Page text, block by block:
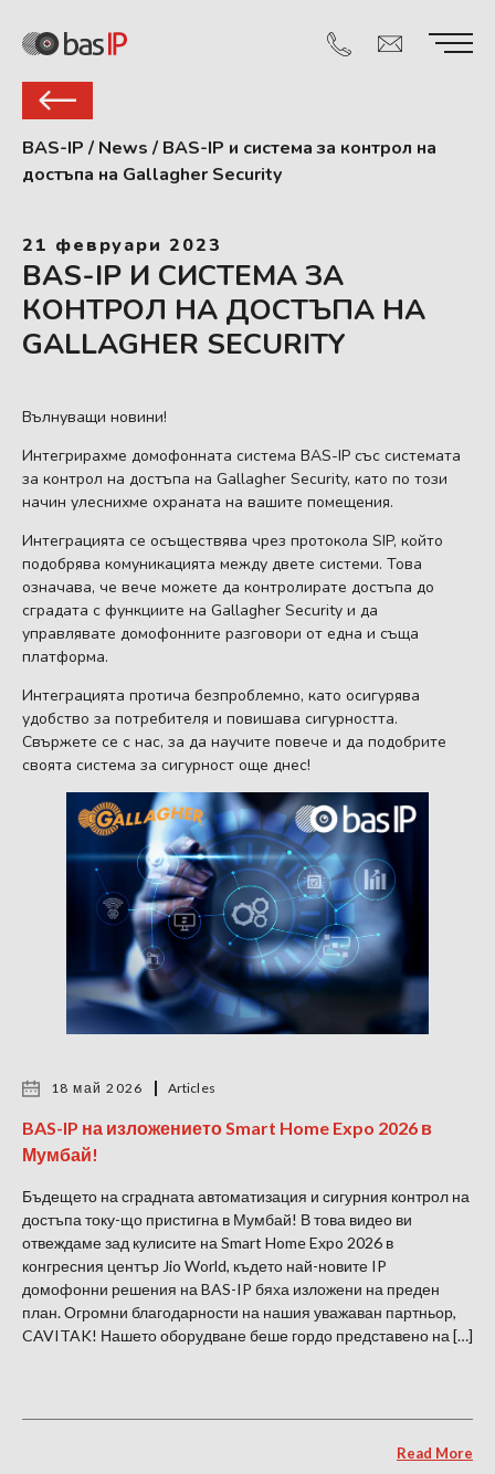
BAS-IP / News / BAS-IP и система за контрол на
достъпа на Gallagher Security
21 февруари 2023
BAS-IP И СИСТЕМА ЗА
КОНТРОЛ НА ДОСТЪПА НА
GALLAGHER SECURITY
Вълнуващи новини!
Интегрирахме домофонната система BAS-IP със системата
за контрол на достъпа на Gallagher Security, като по този
начин улеснихме охраната на вашите помещения.
Интеграцията се осъществява чрез протокола SIP, който
подобрява комуникацията между двете системи. Това
означава, че вече можете да контролирате достъпа до
сградата с функциите на Gallagher Security и да
управлявате домофонните разговори от една и съща
платформа.
Интеграцията протича безпроблемно, като осигурява
удобство за потребителя и повишава сигурността.
Свържете се с нас, за да научите повече и да подобрите
своята система за сигурност още днес!
18 май 2026 Articles
BAS-IP на изложението Smart Home Expo 2026 в
Мумбай!
Бъдещето на сградната автоматизация и сигурния контрол на
достъпа току-що пристигна в Мумбай! В това видео ви
отвеждаме зад кулисите на Smart Home Expo 2026 в
конгресния център Jio World, където най-новите IP
домофонни решения на BAS-IP бяха изложени на преден
план. Огромни благодарности на нашия уважаван партньор,
CAVITAK! Нашето оборудване беше гордо представено на […]
Read More